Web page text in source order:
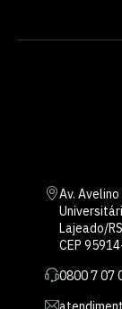
Av.
Lajeado/
CEP
0800 7 07